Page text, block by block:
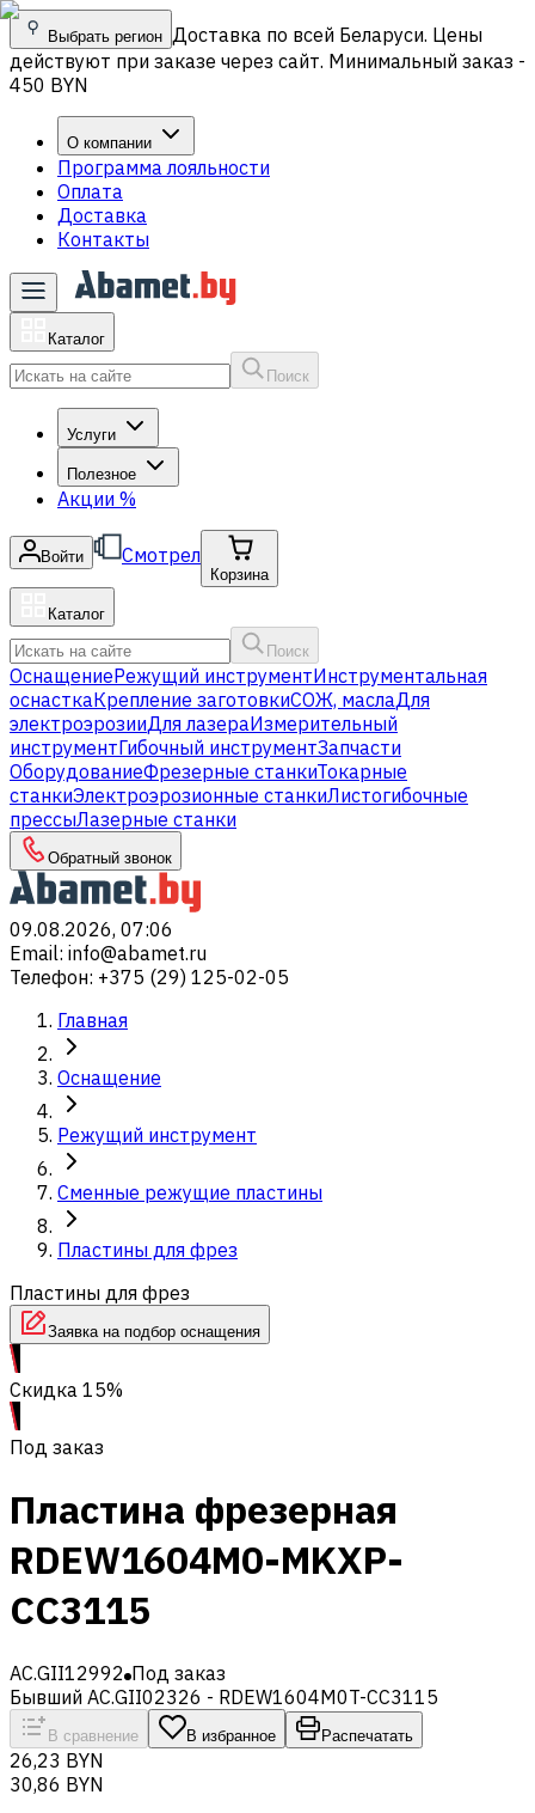
Выбрать регион Доставка по всей Беларуси. Цены
действуют при заказе через сайт. Минимальный заказ -
450 BYN
О компании
Программа лояльности
Оплата
Доставка
Контакты
Каталог
Поиск
Услуги
Полезное
Акции %
Войти Смотрел
Корзина
Каталог
Поиск
ОснащениеРежущий инструментИнструментальная
оснасткаКрепление заготовкиСОЖ, маслаДля
электроэрозииДля лазераИзмерительный
инструментГибочный инструментЗапчасти
ОборудованиеФрезерные станкиТокарные
станкиЭлектроэрозионные станкиЛистогибочные
прессыЛазерные станки
Обратный звонок
09.08.2026, 07:06
Email: info@abamet.ru
Телефон: +375 (29) 125-02-05
Главная
Оснащение
Режущий инструмент
Сменные режущие пластины
Пластины для фрез
Пластины для фрез
Заявка на подбор оснащения
Скидка 15%
Под заказ
Пластина фрезерная
RDEW1604M0-MKXP-
CC3115
AC.GII12992 Под заказ
Бывший AC.GII02326 - RDEW1604M0T-CC3115
В сравнение В избранное Распечатать
26,23 BYN
30,86 BYN